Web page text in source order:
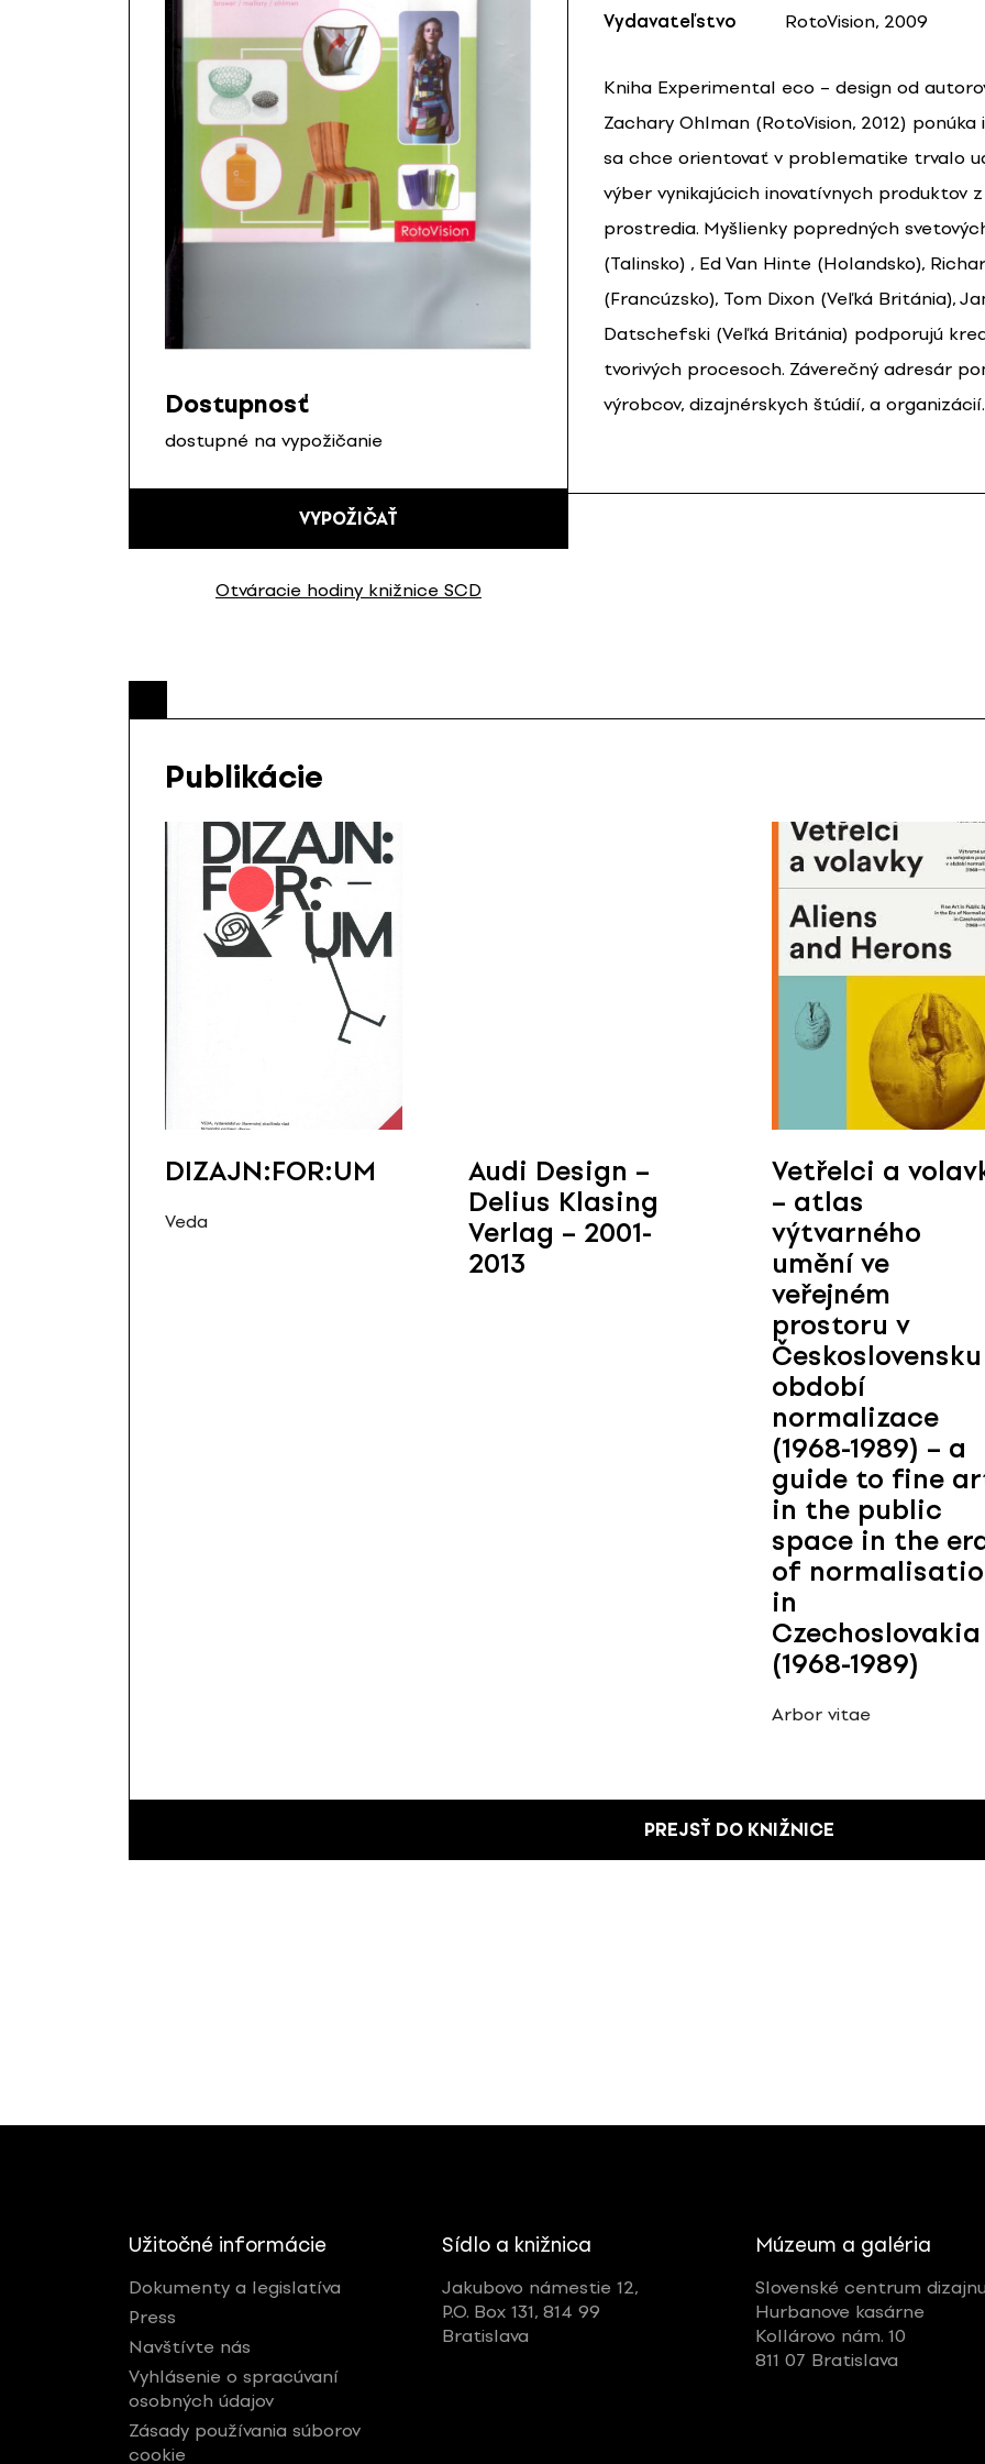
Dostupnosť
dostupné na vypožičanie
VYPOŽIČAŤ
Otváracie hodiny knižnice SCD
Vydavateľstvo RotoVision, 2009
Kniha Experimental eco – design od
Zachary Ohlman (RotoVision, 2012)
sa chce orientovať v problematike trvalo
výber vynikajúcich inovatívnych produktov
prostredia. Myšlienky popredných
(Talinsko) , Ed Van Hinte (Holandsko),
(Francúzsko), Tom Dixon (Veľká Británia),
Datschefski (Veľká Británia) podporujú
tvorivých procesoch. Záverečný adresár
výrobcov, dizajnérskych štúdií, a organizácií.
Publikácie
DIZAJN:FOR:UM
Veda
Audi Design –
Delius Klasing
Verlag – 2001-
2013
Vetřelci a
– atlas
výtvarného
umění ve
veřejném
prostoru v
období
normalizace
(1968-1989) – a
guide to fine
in the public
space in the
of
in
Czechoslovakia
(1968-1989)
Arbor vitae
PREJSŤ DO KNIŽNICE
Užitočné informácie
Dokumenty a legislatíva
Press
Navštívte nás
Vyhlásenie o spracúvaní
osobných údajov
Zásady používania súborov
cookie
Sídlo a knižnica
Jakubovo námestie 12,
P.O. Box 131, 814 99
Bratislava
Múzeum a galéria
Slovenské centrum dizajnu
Hurbanove kasárne
Kollárovo nám. 10
811 07 Bratislava